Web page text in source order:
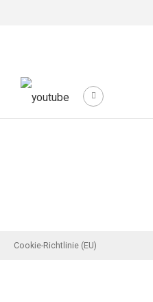
Cookie-Richtlinie (EU)